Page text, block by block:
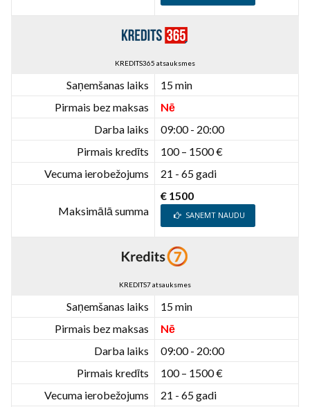
KREDITS365 atsauksmes
Saņemšanas laiks
15 min
Pirmais bez maksas
Nē
Darba laiks
09:00 - 20:00
Pirmais kredīts
100 – 1500 €
Vecuma ierobežojums
21 - 65 gadi
Maksimālā summa
€ 1500
SAŅEMT NAUDU
KREDITS7 atsauksmes
Saņemšanas laiks
15 min
Pirmais bez maksas
Nē
Darba laiks
09:00 - 20:00
Pirmais kredīts
100 – 1500 €
Vecuma ierobežojums
21 - 65 gadi